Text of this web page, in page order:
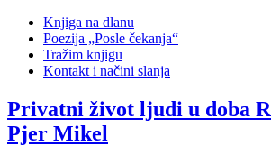
Knjiga na dlanu
Poezija „Posle čekanja“
Tražim knjigu
Kontakt i načini slanja
Privatni život ljudi u doba
Pjer Mikel